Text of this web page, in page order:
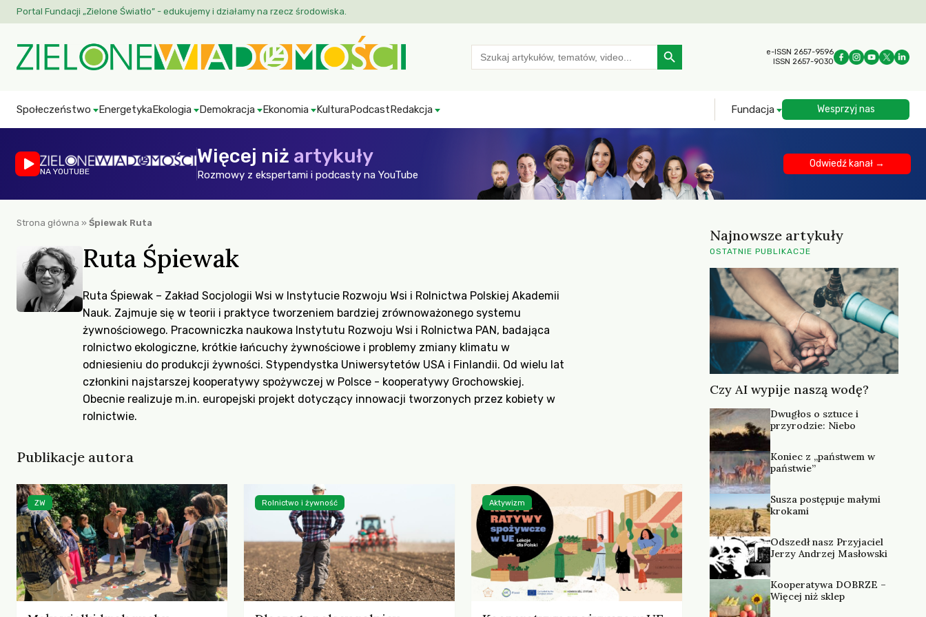
Portal Fundacji „Zielone Światło” - edukujemy i działamy na rzecz środowiska.
Search
for:
Search Button
e-ISSN 2657-9596
ISSN 2657-9030
Społeczeństwo EnergetykaEkologia Demokracja Ekonomia KulturaPodcastRedakcja Fundacja Wesprzyj nas
NA YOUTUBE
Więcej niż artykuły
Rozmowy z ekspertami i podcasty na YouTube
Odwiedź kanał →
Strona główna » Śpiewak Ruta
Ruta Śpiewak
Ruta Śpiewak – Zakład Socjologii Wsi w Instytucie Rozwoju Wsi i Rolnictwa Polskiej Akademii
Nauk. Zajmuje się w teorii i praktyce tworzeniem bardziej zrównoważonego systemu
żywnościowego. Pracowniczka naukowa Instytutu Rozwoju Wsi i Rolnictwa PAN, badająca
rolnictwo ekologiczne, krótkie łańcuchy żywnościowe i problemy zmiany klimatu w
odniesieniu do produkcji żywności. Stypendystka Uniwersytetów USA i Finlandii. Od wielu lat
członkini najstarszej kooperatywy spożywczej w Polsce - kooperatywy Grochowskiej.
Obecnie realizuje m.in. europejski projekt dotyczący innowacji tworzonych przez kobiety w
rolnictwie.
Publikacje autora
ZW Rolnictwo i żywność Aktywizm
Najnowsze artykuły
OSTATNIE PUBLIKACJE
Czy AI wypije naszą wodę?
Dwugłos o sztuce i
przyrodzie: Niebo
Koniec z „państwem w
państwie”
Susza postępuje małymi
krokami
Odszedł nasz Przyjaciel
Jerzy Andrzej Masłowski
Kooperatywa DOBRZE –
Więcej niż sklep